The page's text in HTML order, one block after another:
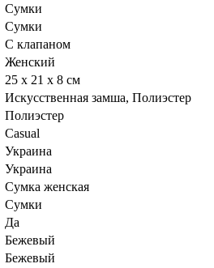
Сумки
Сумки
С клапаном
Женский
25 х 21 х 8 см
Искусственная замша, Полиэстер
Полиэстер
Casual
Украина
Украина
Сумка женская
Сумки
Да
Бежевый
Бежевый